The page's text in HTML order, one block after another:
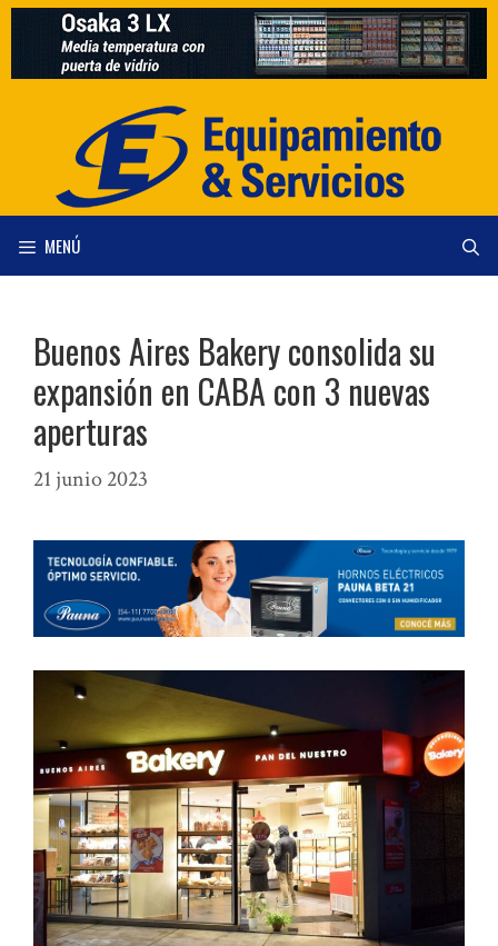
Saltar
contenido
MENÚ
Buenos Aires Bakery consolida su
expansión en CABA con 3 nuevas
aperturas
21 junio 2023